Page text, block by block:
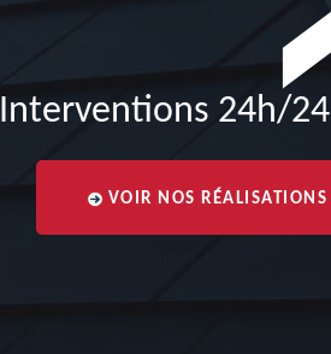
Interventions 24h/
VOIR NOS RÉALISATIONS